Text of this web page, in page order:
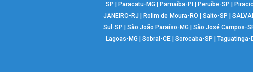
SP | Paracatu-MG | Parnaíba-PI | Peruíbe-SP |
JANEIRO-RJ | Rolim de Moura-RO | Salto-SP |
Sul-SP | São João Paraíso-MG | São José Campos-
Lagoas-MG | Sobral-CE| Sorocaba-SP | Taguatinga-